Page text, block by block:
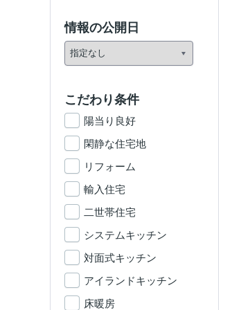
情報の公開日
こだわり条件
陽当り良好
閑静な住宅地
リフォーム
輸入住宅
二世帯住宅
システムキッチン
対面式キッチン
アイランドキッチン
床暖房